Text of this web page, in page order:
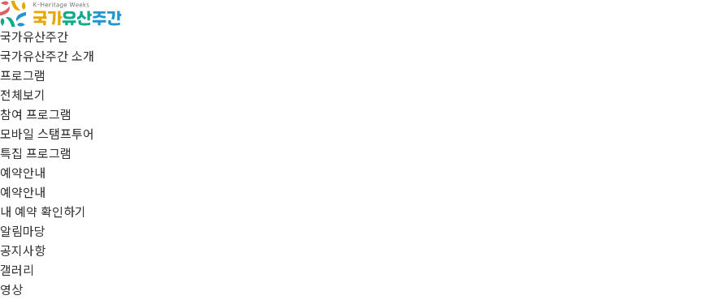
국가유산주간
국가유산주간 소개
프로그램
전체보기
참여 프로그램
모바일 스탬프투어
특집 프로그램
예약안내
예약안내
내 예약 확인하기
알림마당
공지사항
갤러리
영상